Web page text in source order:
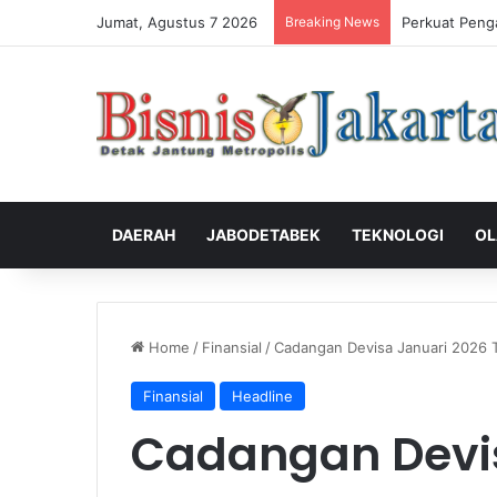
Jumat, Agustus 7 2026 Breaking News Perkuat
DAERAH JABODETABEK TEKNOLOGI
Home / Finansial /Cadangan Devisa Januari 2026
Finansial Headline
Cadangan